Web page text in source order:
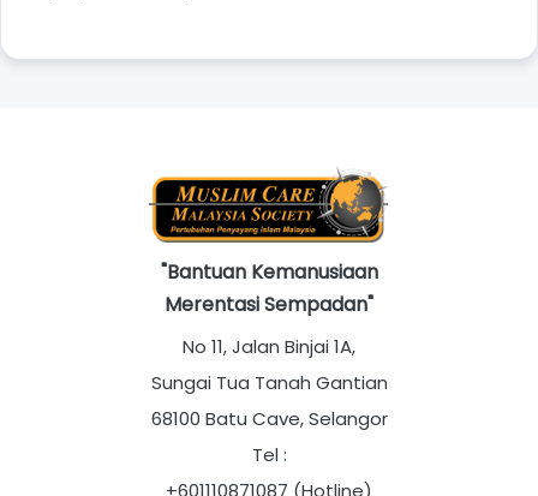
"Bantuan Kemanusiaan
Merentasi Sempadan"
No 11, Jalan Binjai 1A,
Sungai Tua Tanah Gantian
68100 Batu Cave, Selangor
Tel :
+601110871087 (Hotline)